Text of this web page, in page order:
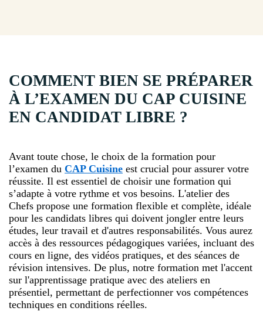
COMMENT BIEN SE PRÉPARER
À L’EXAMEN DU CAP CUISINE
EN CANDIDAT LIBRE ?
Avant toute chose, le choix de la formation pour
l’examen du CAP Cuisine est crucial pour assurer votre
réussite. Il est essentiel de choisir une formation qui
s’adapte à votre rythme et vos besoins. L'atelier des
Chefs propose une formation flexible et complète, idéale
pour les candidats libres qui doivent jongler entre leurs
études, leur travail et d'autres responsabilités. Vous aurez
accès à des ressources pédagogiques variées, incluant des
cours en ligne, des vidéos pratiques, et des séances de
révision intensives. De plus, notre formation met l'accent
sur l'apprentissage pratique avec des ateliers en
présentiel, permettant de perfectionner vos compétences
techniques en conditions réelles.